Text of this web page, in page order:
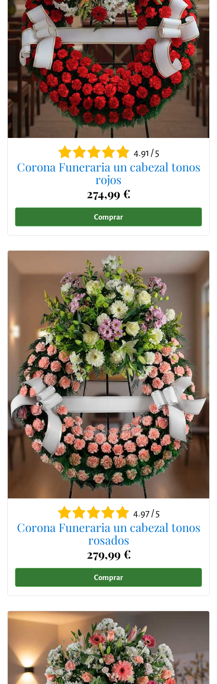
4.91 / 5
Corona Funeraria un cabezal tonos
rojos
274,99 €
Comprar
4.97 / 5
Corona Funeraria un cabezal tonos
rosados
279,99 €
Comprar